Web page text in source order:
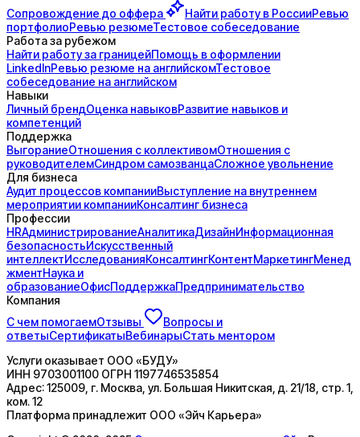
Сопровождение до оффера Найти работу в РоссииРевью
портфолиоРевью резюмеТестовое собеседование
Работа за рубежом
Найти работу за границейПомощь в оформлении
LinkedInРевью резюме на английскомТестовое
собеседование на английском
Навыки
Личный брендОценка навыковРазвитие навыков и
компетенций
Поддержка
ВыгораниеОтношения с коллективомОтношения с
руководителемСиндром самозванцаСложное увольнение
Для бизнеса
Аудит процессов компанииВыступление на внутреннем
мероприятии компанииКонсалтинг бизнеса
Профессии
HRАдминистрированиеАналитикаДизайнИнформационная
безопасностьИскусственный
интеллектИсследованияКонсалтингКонтентМаркетингМенед
жментНаука и
образованиеОфисПоддержкаПредпринимательство
Компания
С чем помогаемОтзывы
Вопросы и
ответыСертификатыВебинарыСтать ментором
Услуги оказывает ООО «БУДУ»
ИНН 9703001100 ОГРН 1197746535854
Адрес:125009, г. Москва, ул. Большая Никитская, д. 21/18, стр. 1,
ком. 12
Платформа принадлежит ООО «Эйч Карьера»